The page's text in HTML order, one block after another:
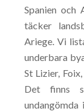
Spanien och
täcker
Ariege. Vi
underbara
St Lizier,
Det finns
undangömda